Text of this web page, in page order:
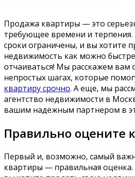
Продажа квартиры — это
требующее времени и терпения.
сроки ограничены, и вы хотите
недвижимость как можно
отчаиваться! Мы расскажем вам
непростых шагах, которые
квартиру срочно. А еще, мы
агентство недвижимости в
вашим надежным партнером в
Правильно оцените
Первый и, возможно, самый
квартиры — правильная оценка.